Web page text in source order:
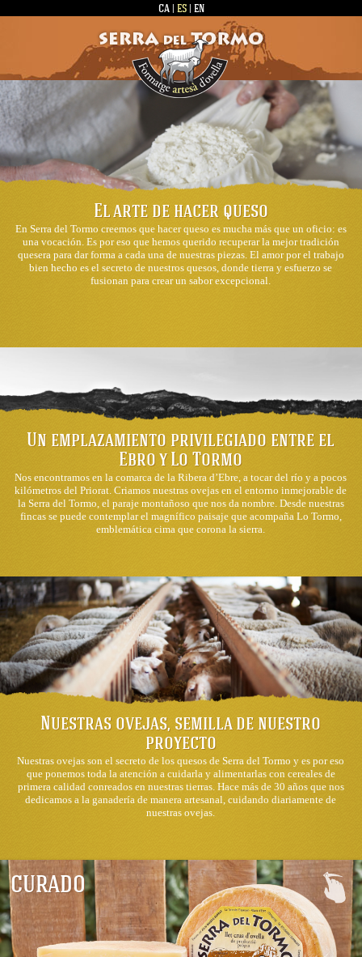
CA| ES| EN
El arte de hacer queso
En Serra del Tormo creemos que hacer queso es mucha más que un oficio: es
una vocación. Es por eso que hemos querido recuperar la mejor tradición
quesera para dar forma a cada una de nuestras piezas. El amor por el trabajo
bien hecho es el secreto de nuestros quesos, donde tierra y esfuerzo se
fusionan para crear un sabor excepcional.
Un emplazamiento privilegiado entre el
Ebro y Lo Tormo
Nos encontramos en la comarca de la Ribera d’Ebre, a tocar del río y a pocos
kilómetros del Priorat. Criamos nuestras ovejas en el entorno inmejorable de
la Serra del Tormo, el paraje montañoso que nos da nombre. Desde nuestras
fincas se puede contemplar el magnífico paisaje que acompaña Lo Tormo,
emblemática cima que corona la sierra.
Nuestras ovejas, semilla de nuestro
proyecto
Nuestras ovejas son el secreto de los quesos de Serra del Tormo y es por eso
que ponemos toda la atención a cuidarla y alimentarlas con cereales de
primera calidad conreados en nuestras tierras. Hace más de 30 años que nos
dedicamos a la ganadería de manera artesanal, cuidando diariamente de
nuestras ovejas.
CURADO